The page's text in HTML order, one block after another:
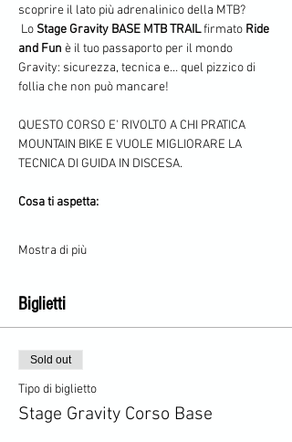
scoprire il lato più adrenalinico della MTB?
Lo Stage Gravity BASE MTB TRAIL firmato Ride
and Fun è il tuo passaporto per il mondo
Gravity: sicurezza, tecnica e… quel pizzico di
follia che non può mancare!
QUESTO CORSO E' RIVOLTO A CHI PRATICA
MOUNTAIN BIKE E VUOLE MIGLIORARE LA
TECNICA DI GUIDA IN DISCESA.
Cosa ti aspetta:
Mostra di più
Biglietti
Sold out
Tipo di biglietto
Stage Gravity Corso Base